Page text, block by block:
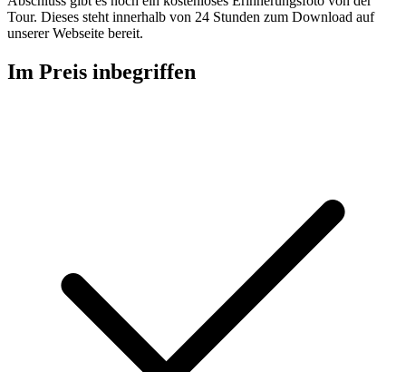
Tour. Dieses steht innerhalb von 24 Stunden zum Download auf
unserer Webseite bereit.
Im Preis inbegriffen